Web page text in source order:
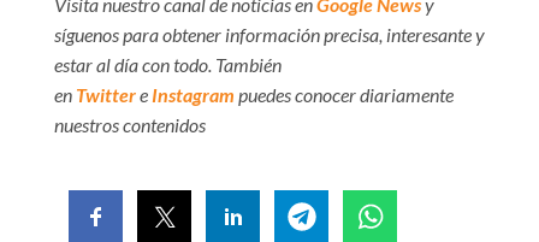
síguenos para obtener información precisa, interesante y
estar al día con todo. También
en Twittere Instagram puedes conocer diariamente
nuestros contenidos